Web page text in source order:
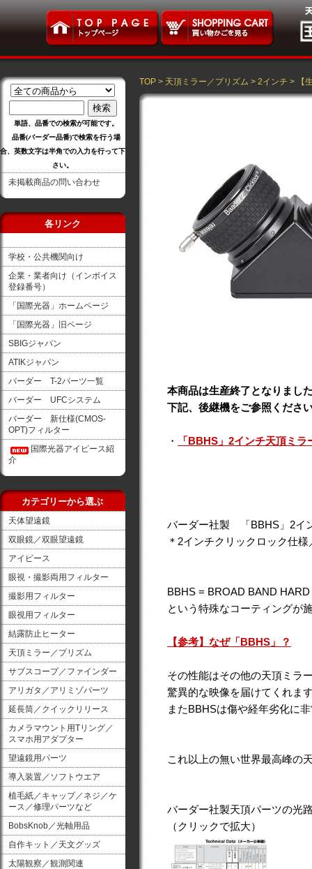
単語、品番での検索が可能です。
品番(バーダー品番)で検索を行う場
合、英数文字は半角での入力を行って下
さい。
未掲載商品の問い合わせ
各リンク
学校・公共機関向け
企業・業者向け（インボイス
登録番号）
「国際光器」ホームページ
「国際光器」旧ページ
SBIGジャパン
ATIKジャパン
バーダー T-2パーツ一覧
バーダー UFCシステム
バーダー 新仕様(CMOS-
OPT)フィルター
国際光器アイピース紹
介
カテゴリーから選ぶ
天体望遠鏡
双眼鏡／双眼望遠鏡
アイピース
眼視・撮影両用フィルター
撮影用フィルター
眼視用フィルター
結露防止ヒーター
天頂ミラー／プリズム
サブスコープ／ファインダー
アリガタ／アリミゾパーツ
延長筒／クイックリリース
カメラマウント用Tリング／
スマホ用アダプター
望遠鏡用パーツ
導入装置／ソフトウエア
植毛紙／キャップ／ネジ／ケ
ース／修理パーツなど
BobsKnob／光軸用品
自作キット／天文グッズ
太陽観察／観測関連
TOP > 天頂ミラー／プリズム > 2インチ > 【
本商品は生産終了となりまし
下記、後継機をご参照くださ
・ 「BBHS」2インチ天頂ミ
バーダー社製 「BBHS」2イ
＊2インチクリックロック仕
BBHS = BROAD BAND
という特殊なコーティングが
【参考】なぜ「BBHS」？
その性能はその他の天頂ミラ
驚異的な映像を届けてくれま
またBBHSは傷や経年劣化に
これ以上の無い世界最高峰の
バーダー社製天頂パーツの光
（クリックで拡大）